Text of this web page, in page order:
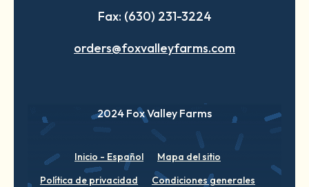
Fax: (630) 231-3224
orders@foxvalleyfarms.com
2024 Fox Valley Farms
Inicio - Español
Mapa del sitio
Política de privacidad
Condiciones generales